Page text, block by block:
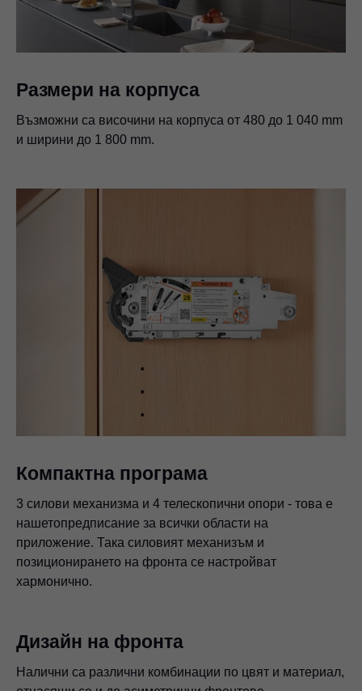
Размери на корпуса
Възможни са височини на корпуса от 480 до 1 040 mm
и ширини до 1 800 mm.
Компактна програма
3 силови механизма и 4 телескопични опори - това е
нашетопредписание за всички области на
приложение. Така силовият механизъм и
позиционирането на фронта се настройват
хармонично.
Дизайн на фронта
Налични са различни комбинации по цвят и материал,